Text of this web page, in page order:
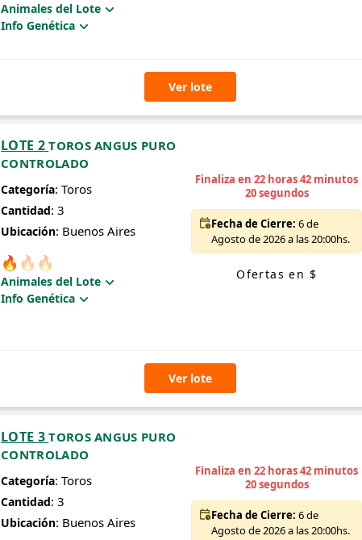
Animales del Lote
Info Genética
Ver lote
LOTE 2 TOROS ANGUS PURO
CONTROLADO
Categoría: Toros
Cantidad: 3
Ubicación: Buenos Aires
🔥 🔥 🔥
Animales del Lote
Info Genética
Finaliza en 22 horas 42 minutos
19 segundos
Fecha de Cierre: 6 de
Agosto de 2026 a las 20:00hs.
Ofertas en $
Ver lote
LOTE 3 TOROS ANGUS PURO
CONTROLADO
Categoría: Toros
Cantidad: 3
Ubicación: Buenos Aires
Finaliza en 22 horas 42 minutos
19 segundos
Fecha de Cierre: 6 de
Agosto de 2026 a las 20:00hs.